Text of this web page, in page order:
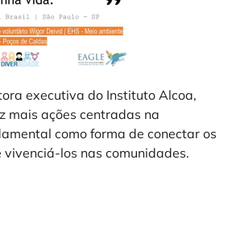
executiva do Instituto Alcoa,
mais ações centradas na
como forma de conectar os
los nas comunidades.